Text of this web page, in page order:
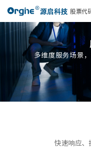
股票代
多维度服务场景
快速响应、